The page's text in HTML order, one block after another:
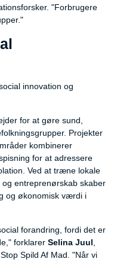
"Forbrugere
innovation og
for at gøre sund,
Projekter
kombinerer
for at adressere
Ved at træne lokale
entreprenørskab skaber
og økonomisk værdi i
forandring, fordi det er
forklarer Selina Juul
Spild Af Mad. "Når vi